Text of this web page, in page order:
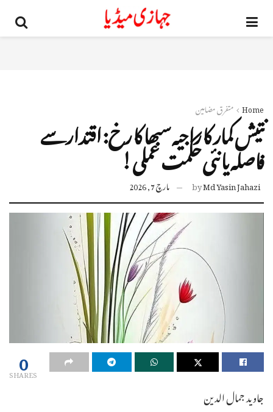
Home متفرق مضامین
نتیش کمار کا راجیہ سبھا کا رخ: اقتدار سے
فاصلہ یا نئی حکمت عملی!
byMd Yasin Jahazi مارچ 7, 2026
0
SHARES
جاوید جمال الدین